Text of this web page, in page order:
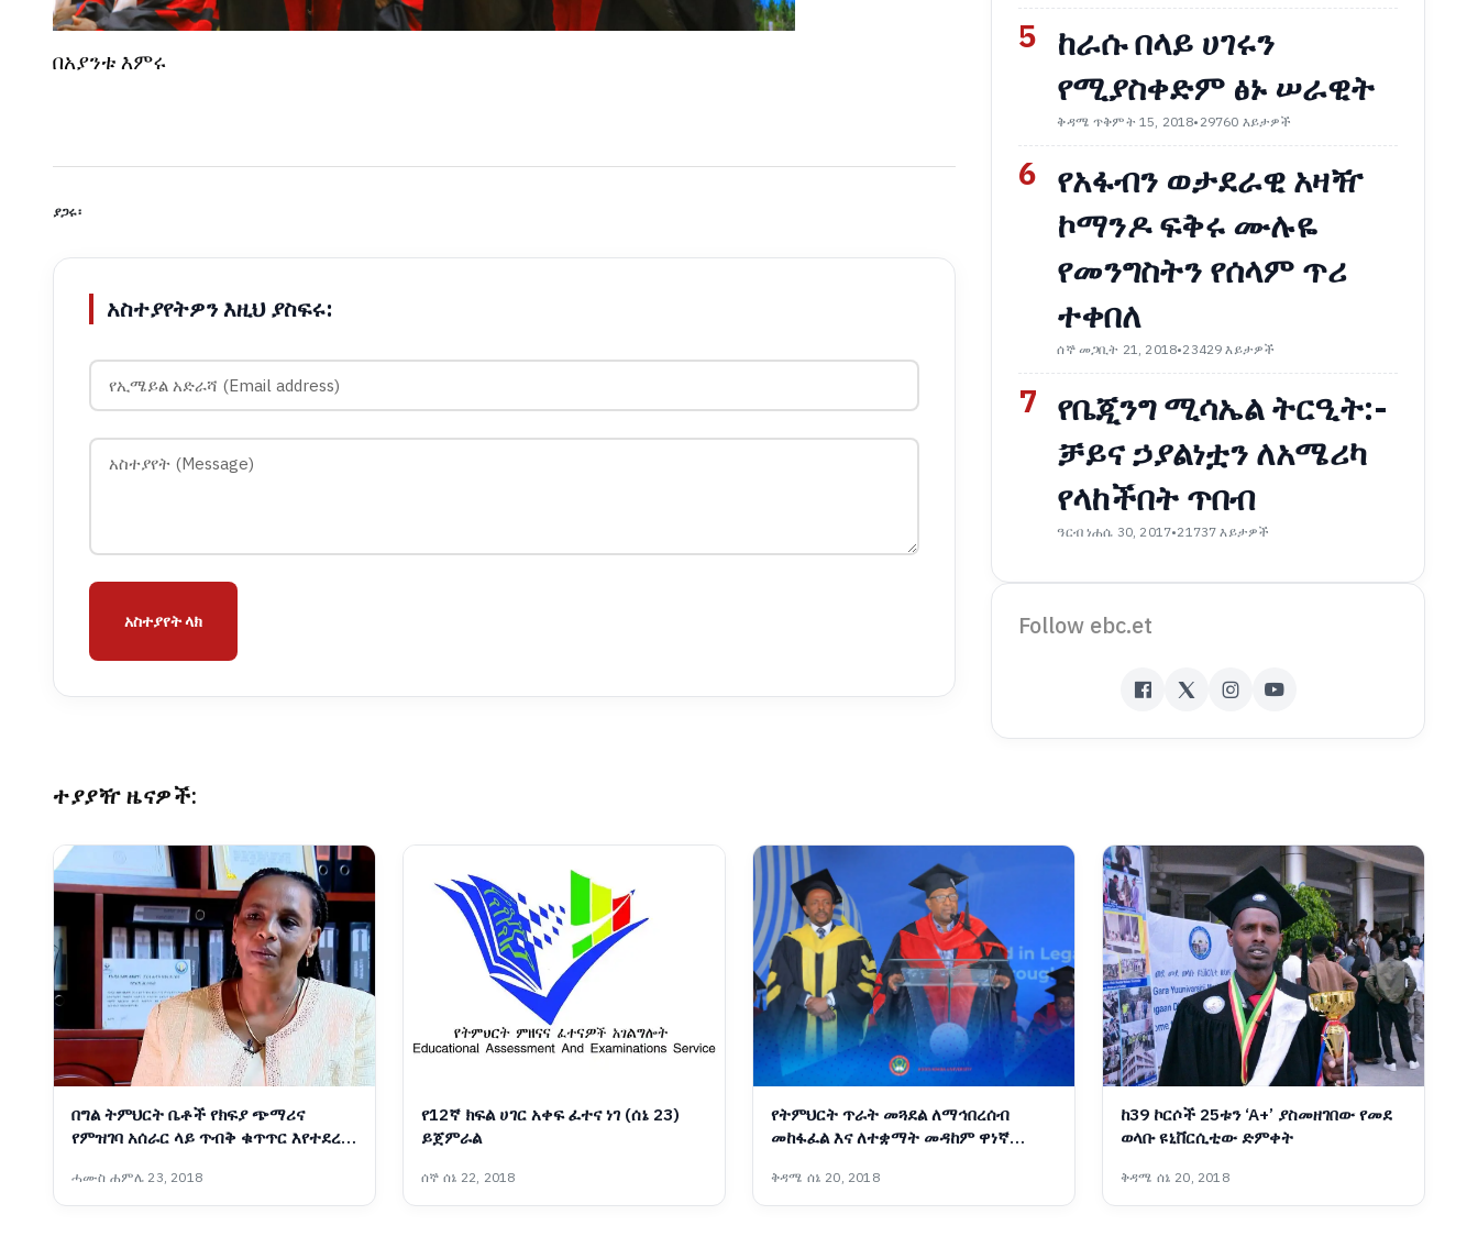
በአያንቱ እምሩ
ያጋሩ፡
አስተያየትዎን እዚህ ያስፍሩ:
አስተያየት ላክ
5 ከራሱ በላይ ሀገሩን
የሚያስቀድም ፅኑ ሠራዊት
ቅዳሜ ጥቅምት 15, 2018•29760 እይታዎች
6 የአፋብን ወታደራዊ አዛዥ
ኮማንዶ ፍቅሩ ሙሉዬ
የመንግስትን የሰላም ጥሪ
ተቀበለ
ሰኞ መጋቢት 21, 2018•23429 እይታዎች
7 የቤጂንግ ሚሳኤል ትርዒት:-
ቻይና ኃያልነቷን ለአሜሪካ
የላከችበት ጥበብ
ዓርብ ነሐሴ 30, 2017•21737 እይታዎች
Follow ebc.et
ተያያዥ ዜናዎች:
በግል ትምህርት ቤቶች የክፍያ ጭማሪና
የምዝገባ አሰራር ላይ ጥብቅ ቁጥጥር እየተደረገ
ቁጥጥር ባለስልጣን
ሓሙስ ሐምሌ 23, 2018
የ12ኛ ክፍል ሀገር አቀፍ ፈተና ነገ (ሰኔ 23)
ይጀምራል
ሰኞ ሰኔ 22, 2018
የትምህርት ጥራት መጓደል ለማኅበረሰብ
መከፋፈል እና ለተቋማት መዳከም ዋነኛ
ቅዳሜ ሰኔ 20, 2018
ከ39 ኮርሶች 25ቱን ‘A+’ ያስመዘገበው የመደ
ወላቡ ዩኒቨርሲቲው ድምቀት
ቅዳሜ ሰኔ 20, 2018